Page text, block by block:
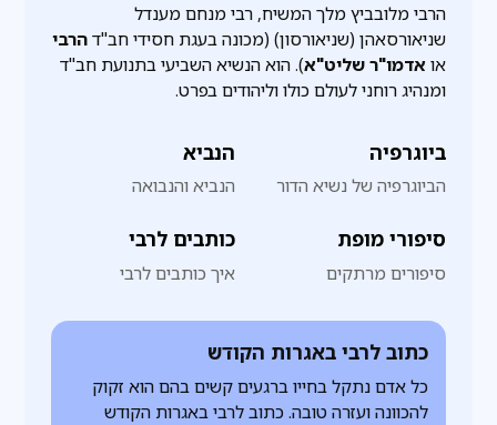
הרבי מלובביץ מלך המשיח, רבי מנחם מענדל
שניאורסאהן (שניאורסון) (מכונה בעגת חסידי חב"דהרבי
אואדמו"ר שליט"א). הוא הנשיא השביעי בתנועת חב"ד
ומנהיג רוחני לעולם כולו וליהודים בפרט.
ביוגרפיה
הביוגרפיה של נשיא הדור
הנביא
הנביא והנבואה
סיפורי מופת
סיפורים מרתקים
כותבים לרבי
איך כותבים לרבי
כתוב לרבי באגרות הקודש
כל אדם נתקל בחייו ברגעים קשים בהם הוא זקוק
להכוונה ועזרה טובה. כתוב לרבי באגרות הקודש